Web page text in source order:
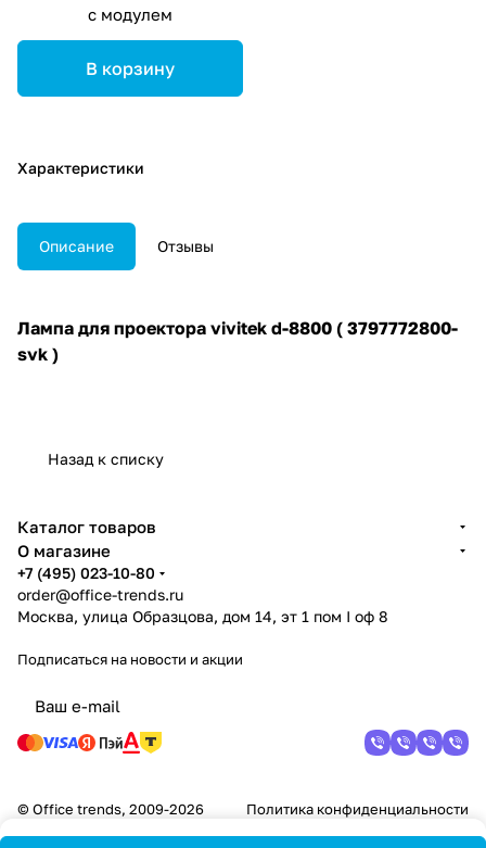
с модулем
В корзину
Характеристики
Описание Отзывы
Лампа для проектора vivitek d-8800 ( 3797772800-
svk )
Назад к списку
Каталог товаров
О магазине
+7 (495) 023-10-80
order@office-trends.ru
Москва, улица Образцова, дом 14, эт 1 пом I оф 8
Подписаться на новости и акции
© Office trends, 2009-2026 Политика конфиденциальности